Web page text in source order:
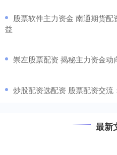
股票软件主力资金 南通期货
益
崇左股票配资 揭秘主力资金
炒股配资选配资 股票配资交
最新